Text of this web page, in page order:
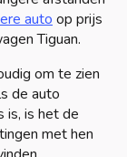
auto op prijs
Tiguan.
om te zien
de auto
is, is het de
met hen